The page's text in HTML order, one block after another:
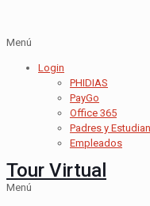
Menú
Login
PHIDIAS
PayGo
Office 365
Padres y
Empleados
Tour Virtual
Menú